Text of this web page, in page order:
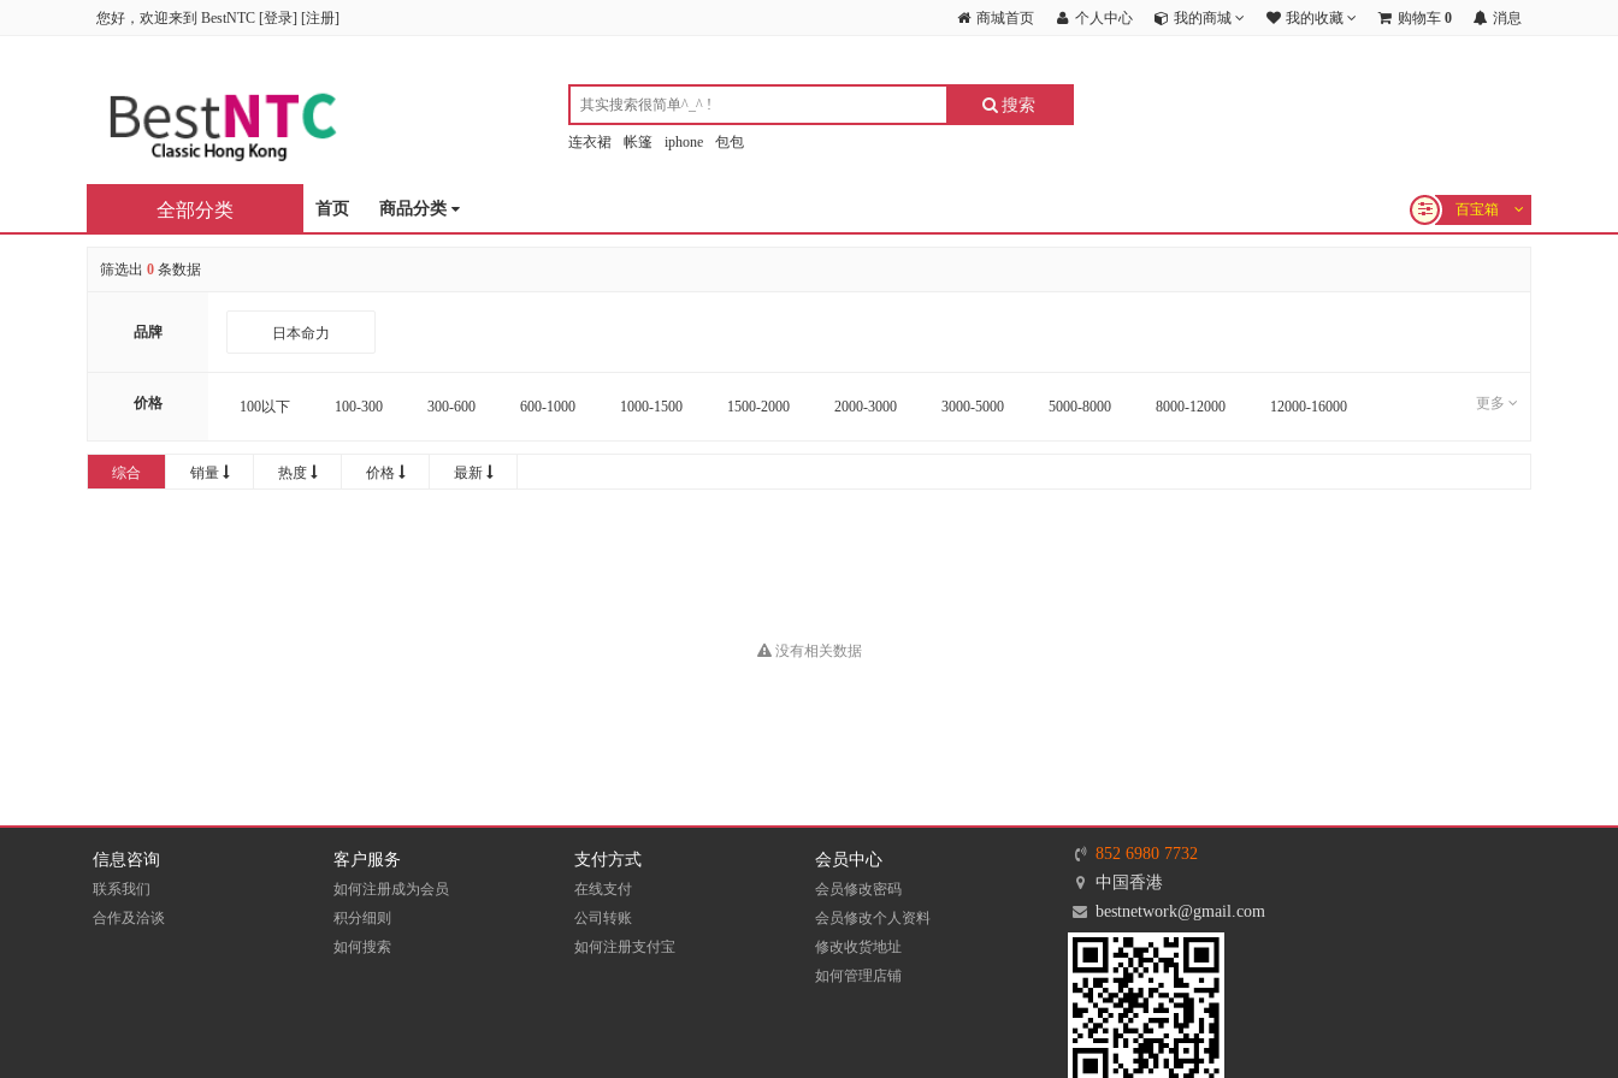
您好，欢迎来到 BestNTC [登录] [注册] 商城首页 个人中心 我的商城 我的收藏 购物车 0 消息
搜索
连衣裙 帐篷 iphone 包包
首页 商品分类 百宝箱
全部分类
筛选出 0 条数据
品牌 日本命力
价格 100以下 100-300 300-600 600-1000 1000-1500 1500-2000 2000-3000 3000-5000 5000-8000 8000-12000 12000-16000 更多
综合 销量 热度 价格 最新
没有相关数据
信息咨询
联系我们
合作及洽谈
客户服务
如何注册成为会员
积分细则
如何搜索
支付方式
在线支付
公司转账
如何注册支付宝
会员中心
会员修改密码
会员修改个人资料
修改收货地址
如何管理店铺
852 6980 7732
中国香港
bestnetwork@gmail.com